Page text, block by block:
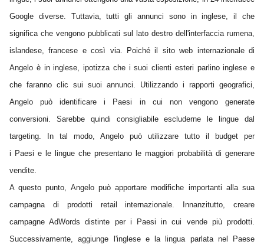
Google diverse. Tuttavia, tutti gli annunci sono in inglese, il che
significa che vengono pubblicati sul lato destro dell'interfaccia rumena,
islandese, francese e così via. Poiché il sito web internazionale di
Angelo è in inglese, ipotizza che i suoi clienti esteri parlino inglese e
che faranno clic sui suoi annunci. Utilizzando i rapporti geografici,
Angelo può identificare i Paesi in cui non vengono generate
conversioni. Sarebbe quindi consigliabile escluderne le lingue dal
targeting. In tal modo, Angelo può utilizzare tutto il budget per
i Paesi e le lingue che presentano le maggiori probabilità di generare
vendite.
A questo punto, Angelo può apportare modifiche importanti alla sua
campagna di prodotti retail internazionale. Innanzitutto, creare
campagne AdWords distinte per i Paesi in cui vende più prodotti.
Successivamente, aggiunge l'inglese e la lingua parlata nel Paese